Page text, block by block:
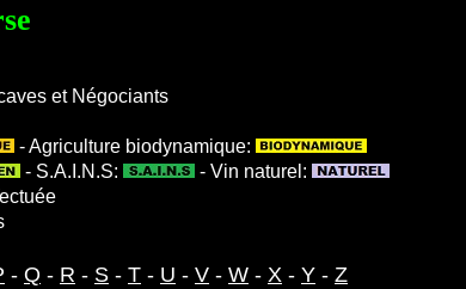
et Négociants
- Agriculture biodynamique:
- S.A.I.N.S:
- Vin naturel:
- Q - R - S - T - U - V - W - X - Y - Z